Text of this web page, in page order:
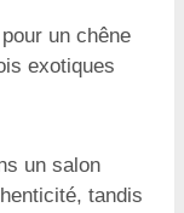
un chêne
exotiques
un salon
tandis